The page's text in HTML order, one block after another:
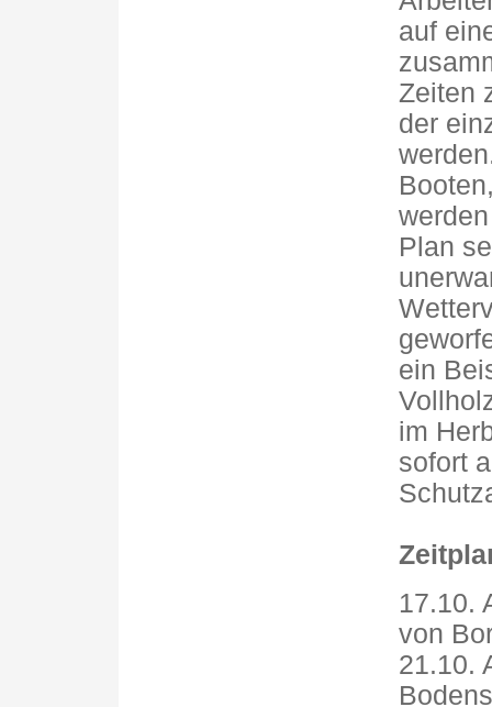
auf
Zeiten
der
Plan
ein
im
sofort
17.10.
von
21.10.